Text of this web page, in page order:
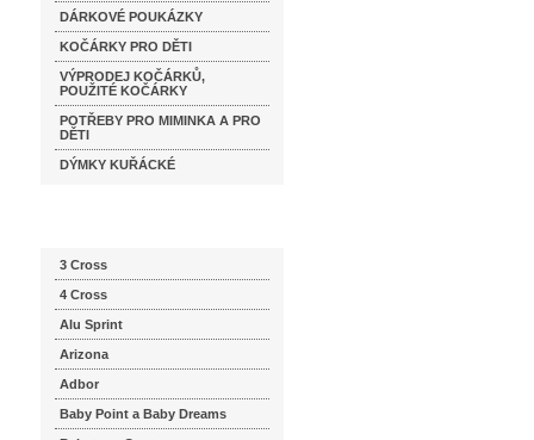
DÁRKOVÉ POUKÁZKY
KOČÁRKY PRO DĚTI
VÝPRODEJ KOČÁRKŮ,
POUŽITÉ KOČÁRKY
POTŘEBY PRO MIMINKA A PRO
DĚTI
DÝMKY KUŘÁCKÉ
3 Cross
4 Cross
Alu Sprint
Arizona
Adbor
Baby Point a Baby Dreams